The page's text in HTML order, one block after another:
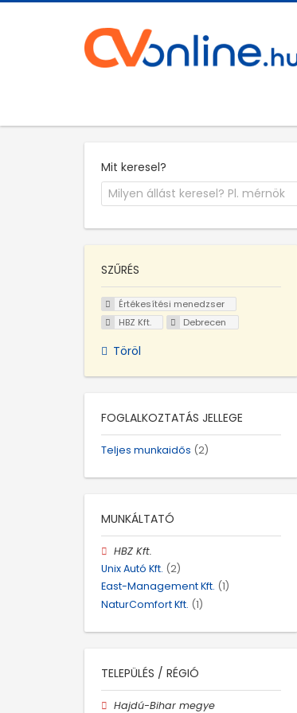
Mit keresel?
SZŰRÉS
Értékesítési menedzser
HBZ Kft.
Debrecen
Töröl
FOGLALKOZTATÁS JELLEGE
Teljes munkaidős (2)
MUNKÁLTATÓ
HBZ Kft.
Unix Autó Kft. (2)
East-Management Kft. (1)
NaturComfort Kft. (1)
TELEPÜLÉS / RÉGIÓ
Hajdú-Bihar megye